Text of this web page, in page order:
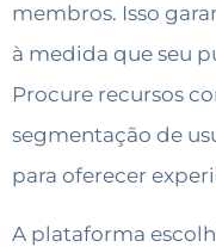
membros. Isso
à medida que seu
Procure recursos
segmentação de
para oferecer
A plataforma